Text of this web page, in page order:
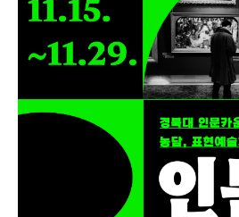
한국어 공부가 하고 싶으신 분 ▪️워킹홀리데이/어학 연수 후 영어의 감을 유
로 모두 환영합니다. 남구청년센터 언어교환 파티 ?️ 장소 : 남구청년센터
?대구시 남구 봉덕남로 99, 1F ?일시 : 24. 11. 24. (일) 13:00 ~ ?대
상 : 간단한 생활 영어가 가능한 자 ?비용 : 무료 (간단한 다과 제공) ?본
인이 마실 음료 및 주류 지참 ? 문의처 ▪ 인스타그램: youth_namgu
▪ 전화번호 : 053-473-2023 ▪ 이메일 :
namgu2023@gmail.com There is no entrance fee, so you can
participate without any burden. Let's
and Korean with international friends